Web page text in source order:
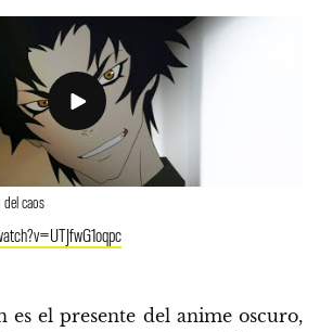
caos
es el presente del anime oscuro,